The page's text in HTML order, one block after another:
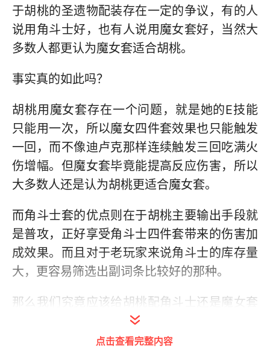
于胡桃的圣遗物配装存在一定的争议，有的人
说用角斗士好，也有人说用魔女套好，当然大
多数人都更认为魔女套适合胡桃。
事实真的如此吗？
胡桃用魔女套存在一个问题，就是她的E技能
只能用一次，所以魔女四件套效果也只能触发
一回，而不像迪卢克那样连续触发三回吃满火
伤增幅。但魔女套毕竟能提高反应伤害，所以
大多数人还是认为胡桃更适合魔女套。
而角斗士套的优点则在于胡桃主要输出手段就
是普攻，正好享受角斗士四件套带来的伤害加
成效果。而且对于老玩家来说角斗士的库存量
大，更容易筛选出副词条比较好的那种。
那么我们究竟应该给胡桃配角斗士还是魔女套
呢？上回我通过实战测试了甘雨究竟该带乐团
还是冰风，那么今天我依然进行实战测试，拿
点击查看完整内容